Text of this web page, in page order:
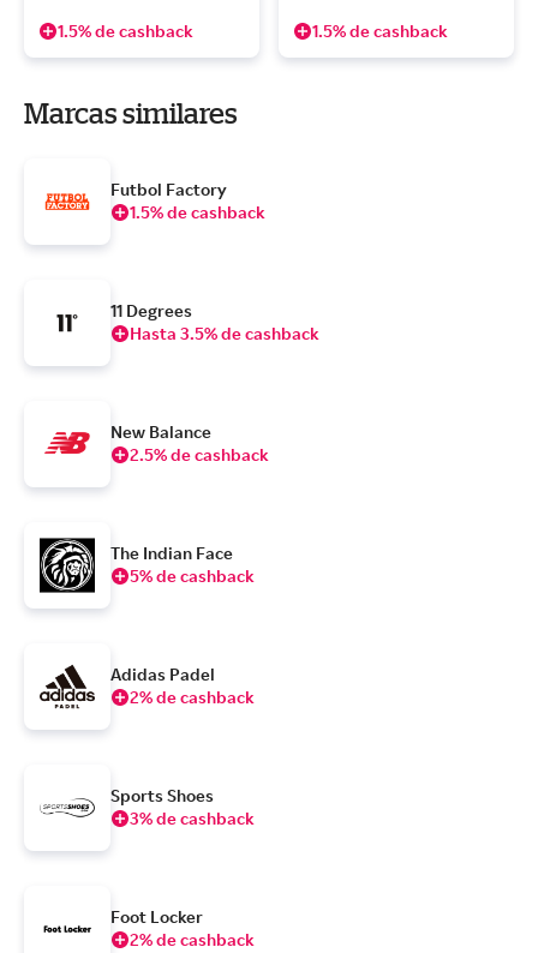
1.5% de cashback 1.5% de cashback
Marcas similares
Futbol Factory
1.5% de cashback
11 Degrees
Hasta 3.5% de cashback
New Balance
2.5% de cashback
The Indian Face
5% de cashback
Adidas Padel
2% de cashback
Sports Shoes
3% de cashback
Foot Locker
2% de cashback